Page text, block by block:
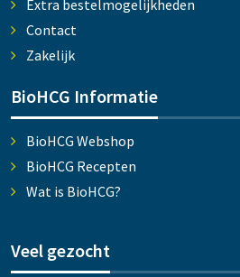
Extra bestelmogelijkheden
Contact
Zakelijk
BioHCG Informatie
BioHCG Webshop
BioHCG Recepten
Wat is BioHCG?
Veel gezocht